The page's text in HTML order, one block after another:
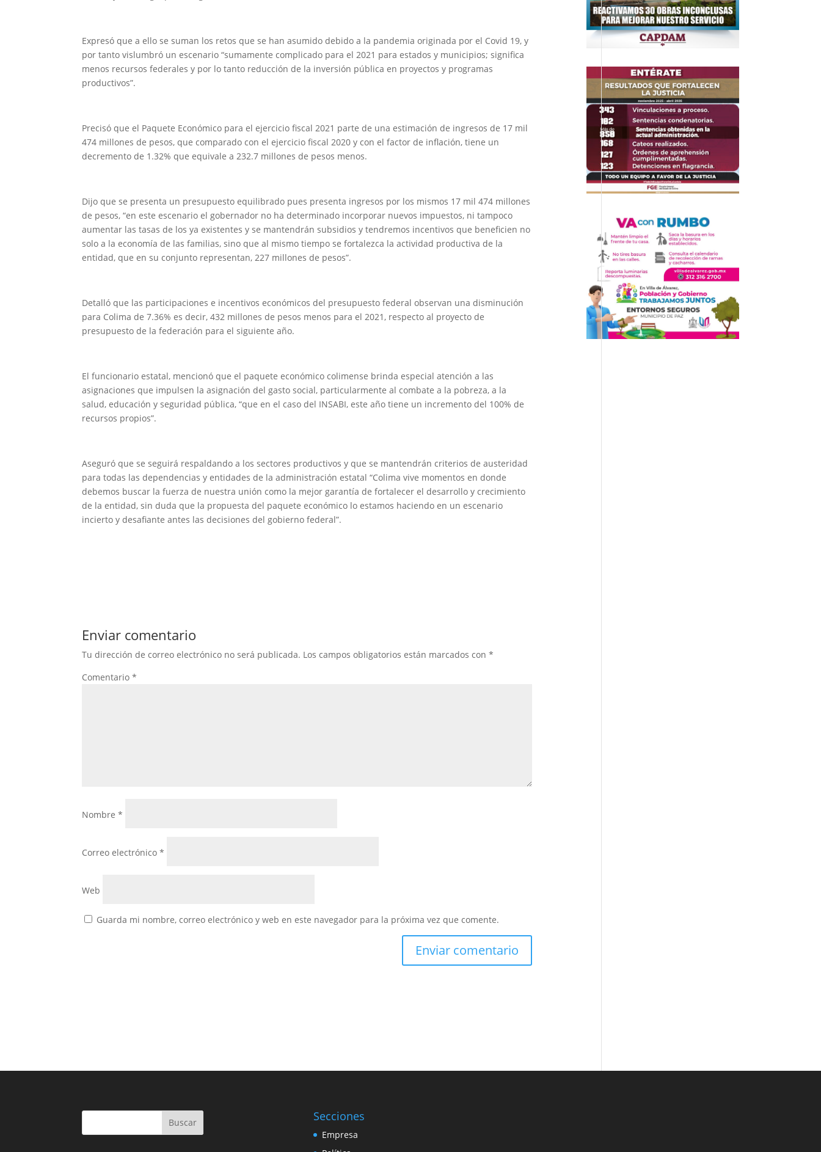
Expresó que a ello se suman los retos que se han asumido debido a la pandemia originada por el Covid 19, y
por tanto vislumbró un escenario “sumamente complicado para el 2021 para estados y municipios; significa
menos recursos federales y por lo tanto reducción de la inversión pública en proyectos y programas
productivos”.
Precisó que el Paquete Económico para el ejercicio fiscal 2021 parte de una estimación de ingresos de 17 mil
474 millones de pesos, que comparado con el ejercicio fiscal 2020 y con el factor de inflación, tiene un
decremento de 1.32% que equivale a 232.7 millones de pesos menos.
Dijo que se presenta un presupuesto equilibrado pues presenta ingresos por los mismos 17 mil 474 millones
de pesos, “en este escenario el gobernador no ha determinado incorporar nuevos impuestos, ni tampoco
aumentar las tasas de los ya existentes y se mantendrán subsidios y tendremos incentivos que beneficien no
solo a la economía de las familias, sino que al mismo tiempo se fortalezca la actividad productiva de la
entidad, que en su conjunto representan, 227 millones de pesos”.
Detalló que las participaciones e incentivos económicos del presupuesto federal observan una disminución
para Colima de 7.36% es decir, 432 millones de pesos menos para el 2021, respecto al proyecto de
presupuesto de la federación para el siguiente año.
El funcionario estatal, mencionó que el paquete económico colimense brinda especial atención a las
asignaciones que impulsen la asignación del gasto social, particularmente al combate a la pobreza, a la
salud, educación y seguridad pública, “que en el caso del INSABI, este año tiene un incremento del 100% de
recursos propios”.
Aseguró que se seguirá respaldando a los sectores productivos y que se mantendrán criterios de austeridad
para todas las dependencias y entidades de la administración estatal “Colima vive momentos en donde
debemos buscar la fuerza de nuestra unión como la mejor garantía de fortalecer el desarrollo y crecimiento
de la entidad, sin duda que la propuesta del paquete económico lo estamos haciendo en un escenario
incierto y desafiante antes las decisiones del gobierno federal”.
Enviar comentario
Tu dirección de correo electrónico no será publicada. Los campos obligatorios están marcados con*
Comentario*
Nombre*
Correo electrónico*
Web
Guarda mi nombre, correo electrónico y web en este navegador para la próxima vez que comente.
Buscar Secciones
Empresa